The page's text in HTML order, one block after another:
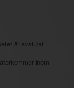
är avslutat
inom